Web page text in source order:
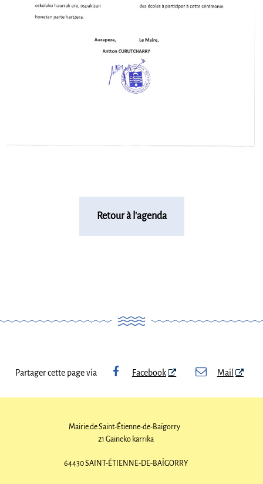
Retour à l'agenda
Partager cette page via Facebook Mail
Mairie de Saint-Étienne-de-Baïgorry
21 Gaineko karrika
64430 SAINT-ÉTIENNE-DE-BAÏGORRY